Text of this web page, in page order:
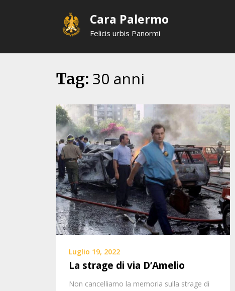
Cara Palermo
Felicis urbis Panormi
Tag: 30 anni
Luglio 19, 2022
La strage di via D’Amelio
Non cancelliamo la memoria sulla strage di